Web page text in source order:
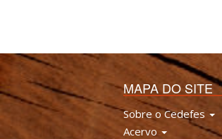
MAPA DO SITE
Sobre o Cedefes
Acervo